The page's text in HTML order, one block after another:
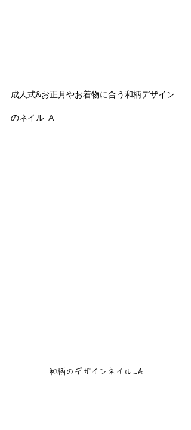
成人式&お正月やお着物に合う和柄デザイン
のネイル_A
和柄のデザインネイル_A